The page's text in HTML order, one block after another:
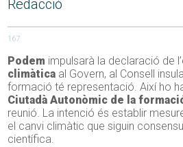
Redacció
167
Podem impulsarà la declaració de l’
climàtica al Govern, al Consell
formació té representació. Així ho
Ciutadà Autonòmic de la
reunió. La intenció és establir
el canvi climàtic que siguin
científica.